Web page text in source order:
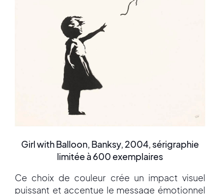
Girl with Balloon, Banksy, 2004, sérigraphie
limitée à 600 exemplaires
Ce choix de couleur crée un impact visuel
puissant et accentue le message émotionnel